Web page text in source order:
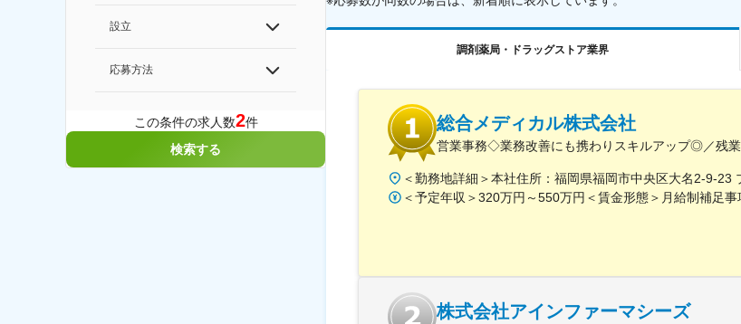
設立
応募方法
この条件の求人数2件
検索する
調剤薬局・ドラッグストア業界
総合メディカル株式会社
営業事務◇業務改善にも携わりスキルアップ◎／残
株式会社アインファーマシーズ